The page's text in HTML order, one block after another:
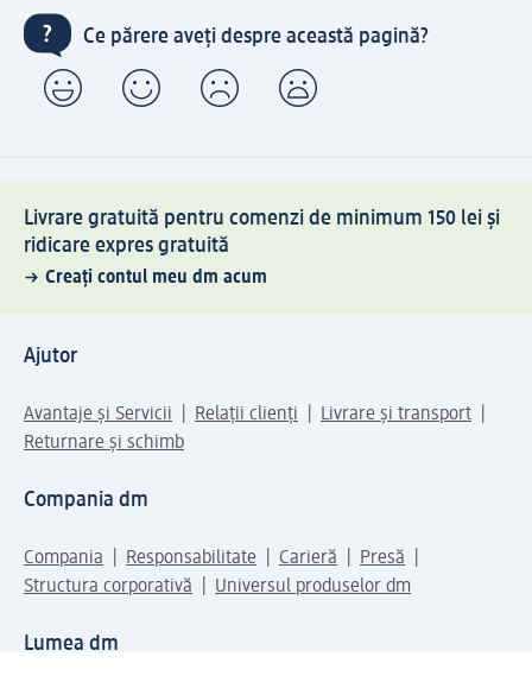
Ce părere aveți despre această pagină?
Livrare gratuită pentru comenzi de minimum 150 lei și
ridicare expres gratuită
Creați contul meu dm acum
Ajutor
Avantaje și Servicii Relații clienți
Livrare și transport
Returnare și schimb
Compania dm
Compania Responsabilitate Carieră
Presă
Structura corporativă
Universul produselor dm
Lumea dm